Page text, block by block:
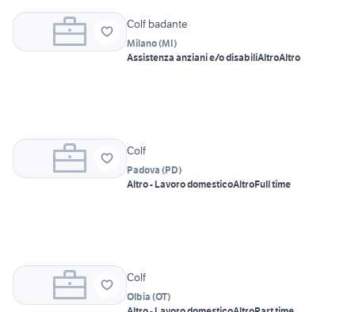
Colf badante
Milano(MI)
Assistenza anziani e/o disabiliAltroAltro
Colf
Padova (PD)
Altro - Lavoro domesticoAltroFull time
Colf
Olbia (OT)